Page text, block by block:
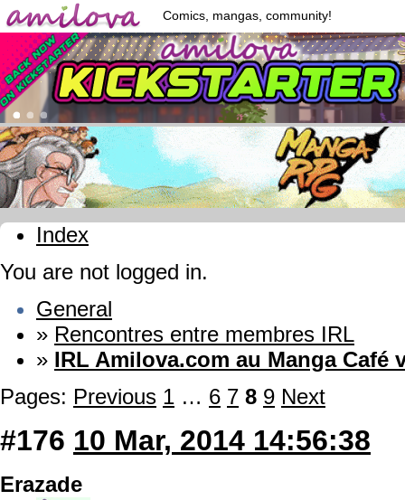
Comics, mangas, community!
Index
You are not logged in.
General
» Rencontres entre membres IRL
» IRL Amilova.com au Manga Café
Pages: Previous 1 … 6 7 8 9 Next
#176 10 Mar, 2014 14:56:38
Erazade